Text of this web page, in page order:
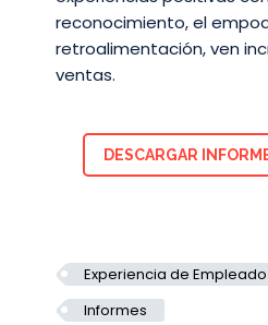
reconocimiento, el
retroalimentación, ven
ventas.
DESCARGAR
Experiencia de Empleado
Informes